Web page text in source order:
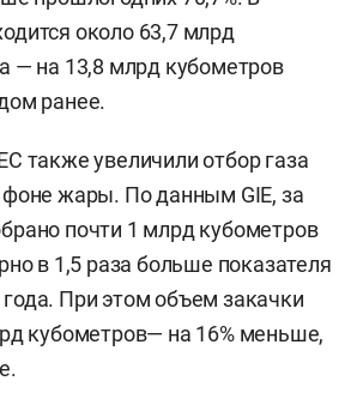
около 63,7 млрд
— на 13,8 млрд кубометров
ранее.
также увеличили отбор газа
жары. По данным GIE, за
почти 1 млрд кубометров
в 1,5 раза больше показателя
При этом объем закачки
кубометров— на 16% меньше,